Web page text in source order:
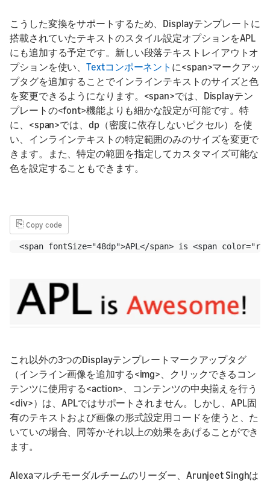
こうした変換をサポートするため、Displayテンプレートに
搭載されていたテキストのスタイル設定オプションをAPL
にも追加する予定です。新しい段落テキストレイアウトオ
プションを使い、Textコンポーネント に<span>マークアッ
プタグを追加することでインラインテキストのサイズと色
を変更できるようになります。<span>では、Displayテン
プレートの<font>機能よりも細かな設定が可能です。特
に、<span>では、dp（密度に依存しないピクセル）を使
い、インラインテキストの特定範囲のみのサイズを変更で
きます。また、特定の範囲を指定してカスタマイズ可能な
色を設定することもできます。
⎘ Copy code
<span fontSize="48dp">APL</span> is <span
これ以外の3つのDisplayテンプレートマークアップタグ
（インライン画像を追加する<img>、クリックできるコン
テンツに使用する<action>、コンテンツの中央揃えを行う
<div>）は、APLではサポートされません。しかし、APL固
有のテキストおよび画像の形式設定用コードを使うと、た
いていの場合、同等かそれ以上の効果をあげることができ
ます。
Alexaマルチモーダルチームのリーダー、Arunjeet Singhは